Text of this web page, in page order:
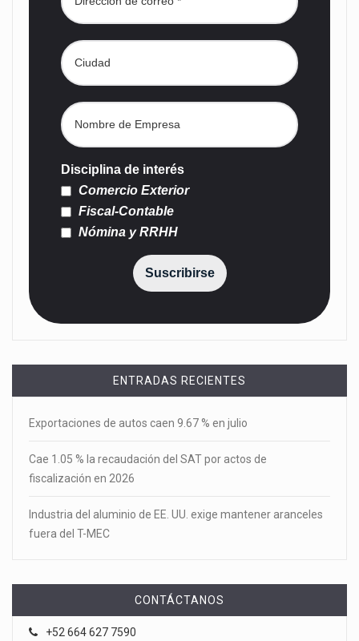
Disciplina de interés
Comercio Exterior
Fiscal-Contable
Nómina y RRHH
Suscribirse
ENTRADAS RECIENTES
Exportaciones de autos caen 9.67 % en julio
Cae 1.05 % la recaudación del SAT por actos de
fiscalización en 2026
Industria del aluminio de EE. UU. exige mantener aranceles
fuera del T-MEC
CONTÁCTANOS
+52 664 627 7590